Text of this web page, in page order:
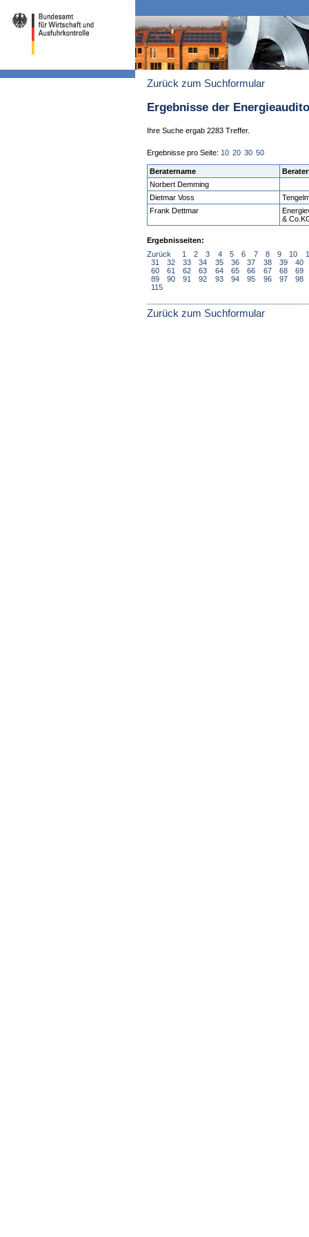
Zurück zum Suchformular
Ergebnisse der
Ihre Suche ergab 2283 Treffer.
Ergebnisse pro Seite: 10 20 30 50
Beratername
Norbert Demming
Dietmar Voss
Frank Dettmar
&
Ergebnisseiten:
Zurück
1 2 3 4 5 6 7 8 9 10
31
32 33 34 35 36 37 38 39
40
60
61 62 63 64 65 66 67 68
69
89
90 91 92 93 94 95 96 97
98
115
Zurück zum Suchformular